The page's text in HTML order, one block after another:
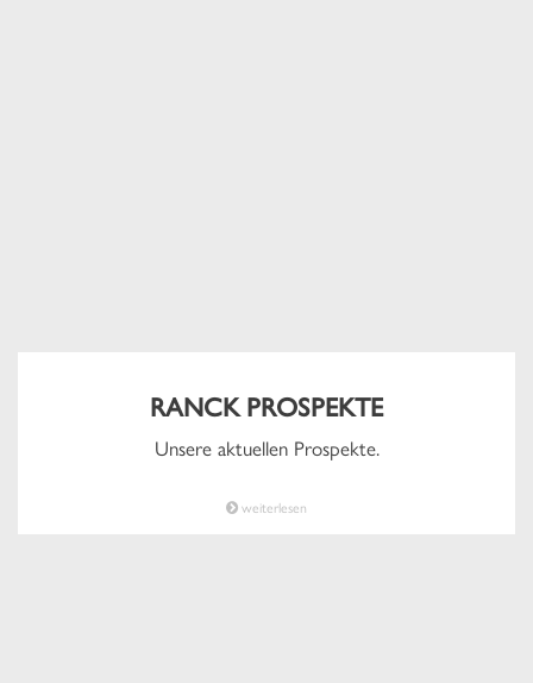
RANCK PROSPEKTE
Unsere aktuellen Prospekte.
weiterlesen